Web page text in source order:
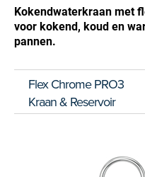
Kokendwaterkraan met
voor kokend, koud en
pannen.
Flex Chrome PRO3
Kraan & Reservoir